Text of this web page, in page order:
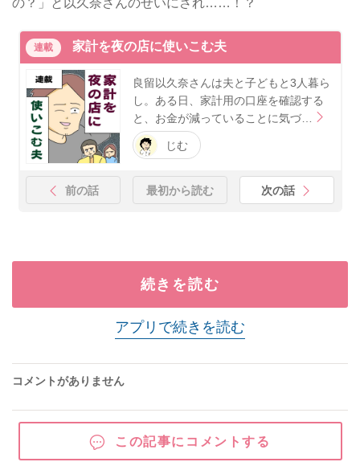
の？」と以久奈さんのせいにされ……！？
連載 家計を夜の店に使いこむ夫
良留以久奈さんは夫と子どもと3人暮ら
し。ある日、家計用の口座を確認する
と、お金が減っていることに気づ…
じむ
前の話 最初から読む 次の話
続きを読む
アプリで続きを読む
コメントがありません
この記事にコメントする